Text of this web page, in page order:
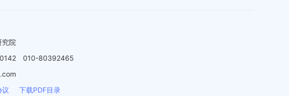
究院
010-80392465
议 下载PDF目录